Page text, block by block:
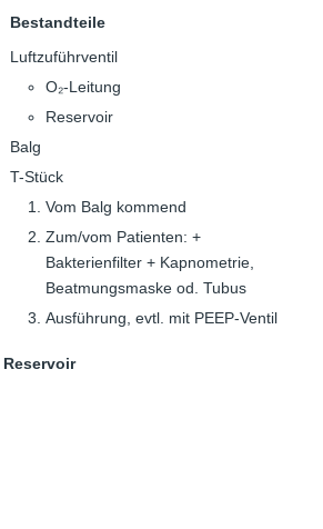
Bestandteile
Luftzuführventil
O₂-Leitung
Reservoir
Balg
T-Stück
Vom Balg kommend
Zum/vom Patienten: +
Bakterienfilter + Kapnometrie,
Beatmungsmaske od. Tubus
Ausführung, evtl. mit PEEP-Ventil
Reservoir